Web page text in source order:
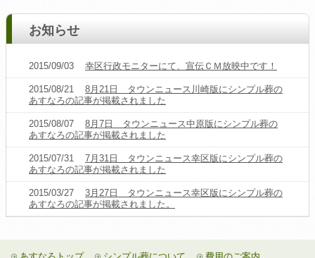
お知らせ
2015/09/03 幸区行政モニターにて、宣伝ＣＭ放映中です！
2015/08/21
8月21日 タウンニュース川崎版にシンプル葬の
あすなろの記事が掲載されました
2015/08/07
8月7日 タウンニュース中原版にシンプル葬の
あすなろの記事が掲載されました
2015/07/31
7月31日 タウンニュース幸区版にシンプル葬の
あすなろの記事が掲載されました
2015/03/27
3月27日 タウンニュース幸区版にシンプル葬の
あすなろの記事が掲載されました。